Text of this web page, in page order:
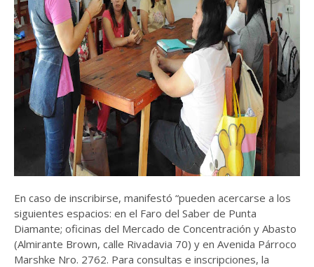
En caso de inscribirse, manifestó “pueden acercarse a los
siguientes espacios: en el Faro del Saber de Punta
Diamante; oficinas del Mercado de Concentración y Abasto
(Almirante Brown, calle Rivadavia 70) y en Avenida Párroco
Marshke Nro. 2762. Para consultas e inscripciones, la